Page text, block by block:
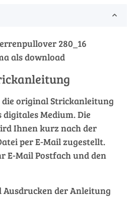
280_16
als download
die original Strickanleitung
digitales Medium. Die
Ihnen kurz nach der
per E-Mail zugestellt.
E-Mail Postfach und den
Ausdrucken der Anleitung